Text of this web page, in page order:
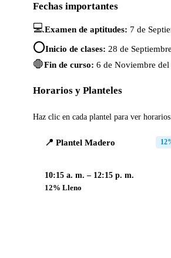
Fechas importantes
💻 Examen de aptitudes: 7 de
⭕Inicio de clases: 28 de
🛑Fin de curso: 6 de Noviembre del
Horarios y Planteles
Haz clic en cada plantel para ver
📍 Plantel Madero
10:15 a. m. – 12:15 p. m.
12% Lleno